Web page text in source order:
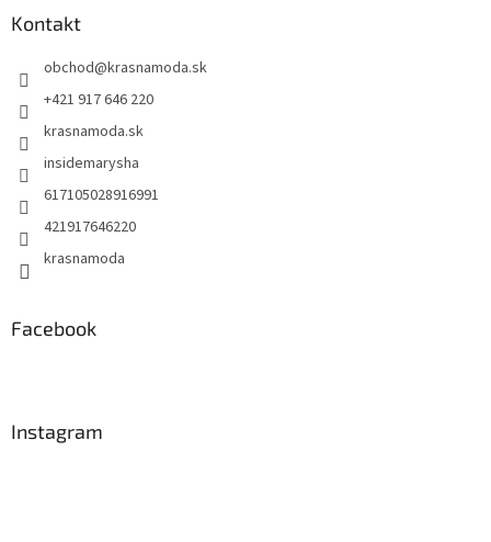
Kontakt
obchod@krasnamoda.sk
+421 917 646 220
krasnamoda.sk
insidemarysha
617105028916991
421917646220
krasnamoda
Facebook
Instagram